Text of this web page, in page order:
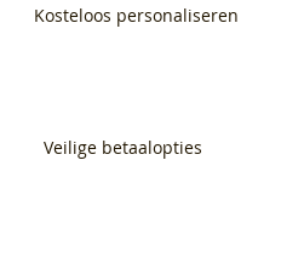
Kosteloos personaliseren
Veilige betaalopties